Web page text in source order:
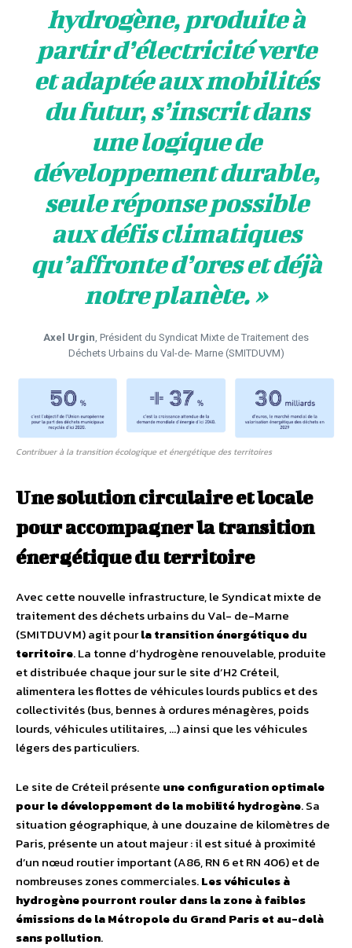
hydrogène, produite à
partir d’électricité verte
et adaptée aux mobilités
du futur, s’inscrit dans
une logique de
développement durable,
seule réponse possible
aux défis climatiques
qu’affronte d’ores et déjà
notre planète.»
Axel Urgin, Président du Syndicat Mixte de Traitement des
Déchets Urbains du Val-de- Marne (SMITDUVM)
Contribuer à la transition écologique et énergétique des territoires
Une solution circulaire et locale
pour accompagner la transition
énergétique du territoire
Avec cette nouvelle infrastructure, le Syndicat mixte de
traitement des déchets urbains du Val- de-Marne
(SMITDUVM) agit pourla transition énergétique du
territoire. La tonne d’hydrogène renouvelable, produite
et distribuée chaque jour sur le site d’H2 Créteil,
alimentera les flottes de véhicules lourds publics et des
collectivités (bus, bennes à ordures ménagères, poids
lourds, véhicules utilitaires, …) ainsi que les véhicules
légers des particuliers.
Le site de Créteil présente une configuration optimale
pour le développement de la mobilité hydrogène. Sa
situation géographique, à une douzaine de kilomètres de
Paris, présente un atout majeur : il est situé à proximité
d’un nœud routier important (A86, RN 6 et RN 406) et de
nombreuses zones commerciales.Les véhicules à
hydrogène pourront rouler dans la zone à faibles
émissions de la Métropole du Grand Paris et au-delà
sans pollution.